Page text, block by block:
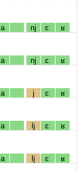
a nj ɛː ʁ
a nj ɛː ʁ
a j ɛː ʁ
a lj ɛː ʁ
a lj ɛː ʁ